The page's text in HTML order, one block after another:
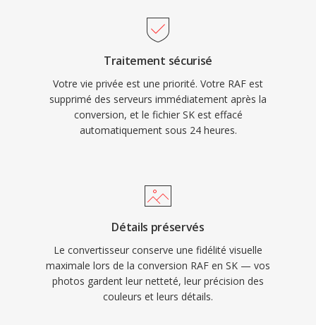
Traitement sécurisé
Votre vie privée est une priorité. Votre RAF est
supprimé des serveurs immédiatement après la
conversion, et le fichier SK est effacé
automatiquement sous 24 heures.
Détails préservés
Le convertisseur conserve une fidélité visuelle
maximale lors de la conversion RAF en SK — vos
photos gardent leur netteté, leur précision des
couleurs et leurs détails.